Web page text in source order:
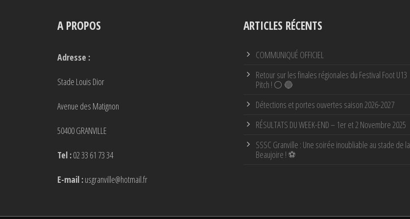
A PROPOS
Adresse :
Stade Louis Dior
Avenue des Matignon
50400 GRANVILLE
Tel :02 33 61 73 34
E-mail :usgranville@hotmail.fr
ARTICLES RÉCENTS
COMMUNIQUÉ OFFICIEL
Retour sur les finales régionales du Festival Foot U13
Pitch ! ⚪ 🔵
Détections et portes ouvertes saison 2026-2027
RÉSULTATS DU WEEK-END – 1er et 2 Novembre 2025
SSSC Granville : Une soirée inoubliable au stade de la
Beaujoire ! ⚽